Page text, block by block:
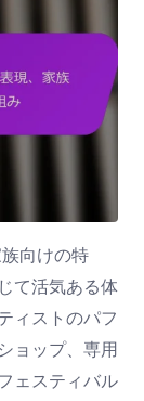
向けの特
て活気ある体
ィストのパフ
ョップ、専用
ェスティバル